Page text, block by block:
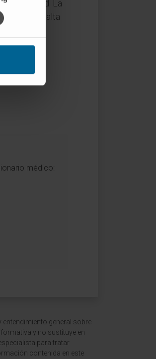
la afinidad. La
tener alta
médico:
general sobre
y no sustituye en
para tratar
contenida en este